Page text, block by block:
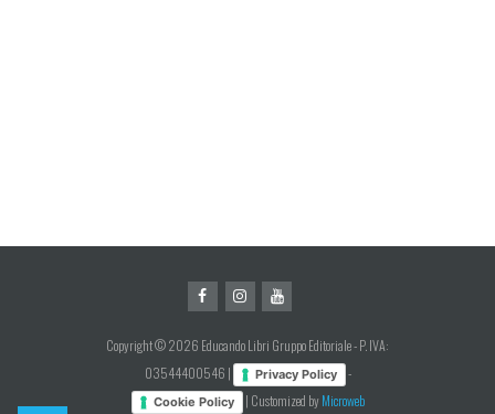
Copyright © 2026 Educando Libri Gruppo Editoriale - P. IVA:
03544400546 |
Privacy Policy -
Cookie Policy | Customized byMicroweb